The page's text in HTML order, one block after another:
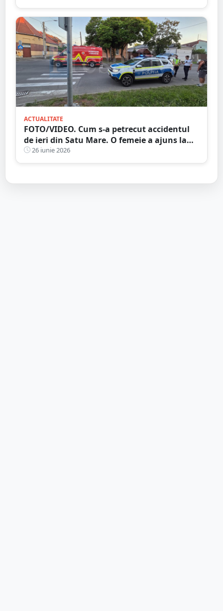
ACTUALITATE
FOTO/VIDEO. Cum s-a petrecut accidentul
de ieri din Satu Mare. O femeie a ajuns la
spital
26 iunie 2026